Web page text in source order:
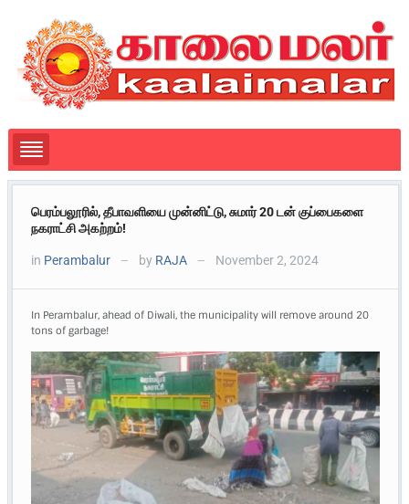
பெரம்பலூரில், தீபாவளியை முன்னிட்டு, சுமார் 20 டன் குப்பைகளை
நகராட்சி அகற்றம்!
in Perambalur — by RAJA — November 2, 2024
In Perambalur, ahead of Diwali, the municipality will remove around 20
tons of garbage!